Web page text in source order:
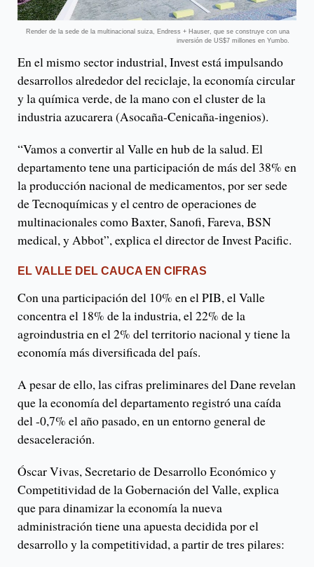
Render de la sede de la multinacional suiza, Endress + Hauser, que se construye con una
inversión de US$7 millones en Yumbo.
En el mismo sector industrial, Invest está impulsando
desarrollos alrededor del reciclaje, la economía circular
y la química verde, de la mano con el cluster de la
industria azucarera (Asocaña-Cenicaña-ingenios).
“Vamos a convertir al Valle en hub de la salud. El
departamento tene una participación de más del 38% en
la producción nacional de medicamentos, por ser sede
de Tecnoquímicas y el centro de operaciones de
multinacionales como Baxter, Sanofi, Fareva, BSN
medical, y Abbot”, explica el director de Invest Pacific.
EL VALLE DEL CAUCA EN CIFRAS
Con una participación del 10% en el PIB, el Valle
concentra el 18% de la industria, el 22% de la
agroindustria en el 2% del territorio nacional y tiene la
economía más diversificada del país.
A pesar de ello, las cifras preliminares del Dane revelan
que la economía del departamento registró una caída
del -0,7% el año pasado, en un entorno general de
desaceleración.
Óscar Vivas, Secretario de Desarrollo Económico y
Competitividad de la Gobernación del Valle, explica
que para dinamizar la economía la nueva
administración tiene una apuesta decidida por el
desarrollo y la competitividad, a partir de tres pilares: